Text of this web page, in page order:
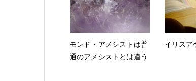
モンド・アメシストは普
通のアメシストとは違う
イリスア